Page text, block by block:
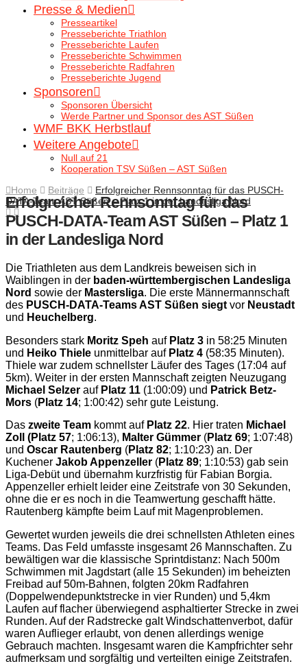
Presse & Medien
Presseartikel
Presseberichte Triathlon
Presseberichte Laufen
Presseberichte Schwimmen
Presseberichte Radfahren
Presseberichte Jugend
Sponsoren
Sponsoren Übersicht
Werde Partner und Sponsor des AST Süßen
WMF BKK Herbstlauf
Weitere Angebote
Null auf 21
Kooperation TSV Süßen – AST Süßen
Home
Beiträge
Erfolgreicher Rennsonntag für das PUSCH-
DATA-Team AST Süßen – Platz 1 in der Landesliga Nord
Erfolgreicher Rennsonntag für das
PUSCH-DATA-Team AST Süßen – Platz 1
in der Landesliga Nord
Die Triathleten aus dem Landkreis beweisen sich in
Waiblingen in der baden-württembergischen Landesliga
Nord sowie der Mastersliga. Die erste Männermannschaft
des PUSCH-DATA-Teams AST Süßen siegt vor Neustadt
und Heuchelberg.
Besonders stark Moritz Speh auf Platz 3 in 58:25 Minuten
und Heiko Thiele unmittelbar auf Platz 4 (58:35 Minuten).
Thiele war zudem schnellster Läufer des Tages (17:04 auf
5km). Weiter in der ersten Mannschaft zeigten Neuzugang
Michael Selzer auf Platz 11 (1:00:09) und Patrick Betz-
Mors (Platz 14; 1:00:42) sehr gute Leistung.
Das zweite Team kommt auf Platz 22. Hier traten Michael
Zoll (Platz 57; 1:06:13), Malter Gümmer (Platz 69; 1:07:48)
und Oscar Rautenberg (Platz 82; 1:10:23) an. Der
Kuchener Jakob Appenzeller (Platz 89; 1:10:53) gab sein
Liga-Debüt und übernahm kurzfristig für Fabian Borgia.
Appenzeller erhielt leider eine Zeitstrafe von 30 Sekunden,
ohne die er es noch in die Teamwertung geschafft hätte.
Rautenberg kämpfte beim Lauf mit Magenproblemen.
Gewertet wurden jeweils die drei schnellsten Athleten eines
Teams. Das Feld umfasste insgesamt 26 Mannschaften. Zu
bewältigen war die klassische Sprintdistanz: Nach 500m
Schwimmen mit Jagdstart (alle 15 Sekunden) im beheizten
Freibad auf 50m-Bahnen, folgten 20km Radfahren
(Doppelwendepunktstrecke in vier Runden) und 5,4km
Laufen auf flacher überwiegend asphaltierter Strecke in zwei
Runden. Auf der Radstrecke galt Windschattenverbot, dafür
waren Auflieger erlaubt, von denen allerdings wenige
Gebrauch machten. Insgesamt waren die Kampfrichter sehr
aufmerksam und sorgfältig und verteilten einige Zeitstrafen.